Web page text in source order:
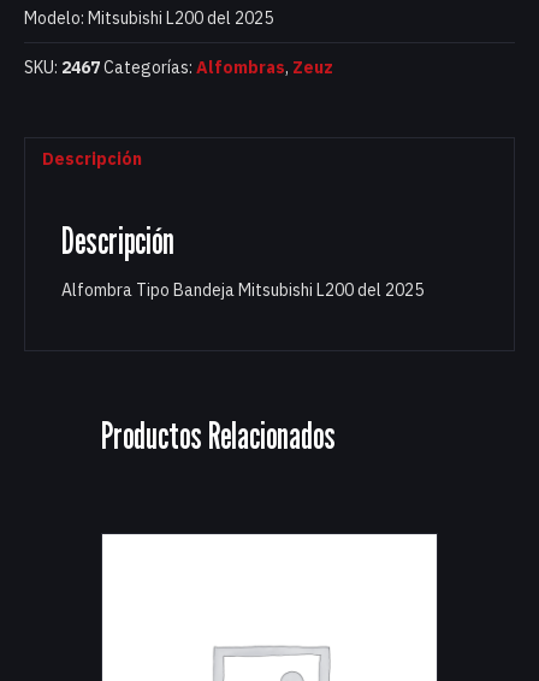
Modelo: Mitsubishi L200 del 2025
SKU: 2467Categorías: Alfombras, Zeuz
Descripción
Descripción
Alfombra Tipo Bandeja Mitsubishi L200 del 2025
Productos Relacionados